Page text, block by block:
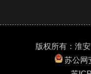
版权所有：淮
苏公网